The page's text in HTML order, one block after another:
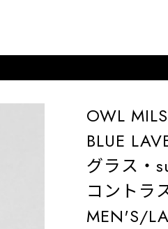
OWL
BLUE
グラス・
コントラ
MEN'S/